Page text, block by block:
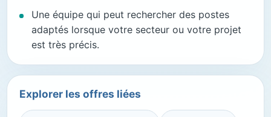
Une équipe qui peut rechercher des postes
adaptés lorsque votre secteur ou votre projet
est très précis.
Explorer les offres liées